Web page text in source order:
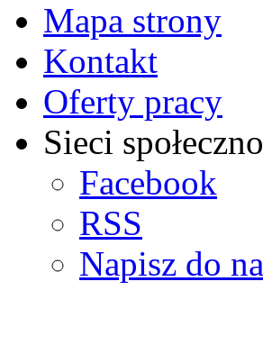
Mapa strony
Kontakt
Oferty pracy
Sieci
Facebook
RSS
Napisz do